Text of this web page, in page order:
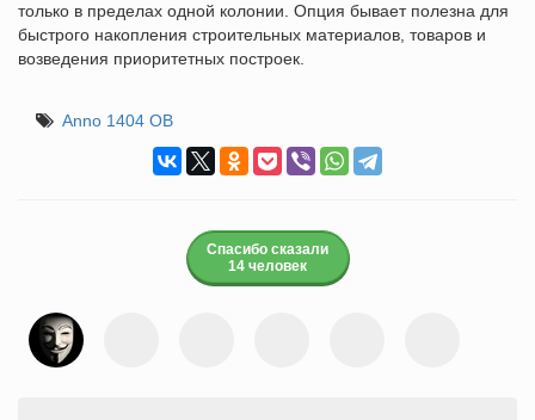
только в пределах одной колонии. Опция бывает полезна для
быстрого накопления строительных материалов, товаров и
возведения приоритетных построек.
Anno 1404 ОВ
Спасибо сказали
14 человек